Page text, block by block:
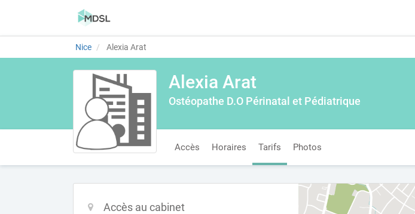
Nice Alexia Arat
Alexia Arat
Ostéopathe D.O Périnatal et Pédiatrique
Accès Horaires Tarifs Photos
Accès au cabinet